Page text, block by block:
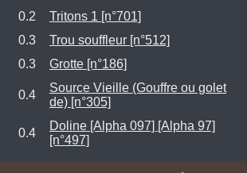
0.2 Tritons 1 [n°701]
0.3
Trou souffleur [n°512]
0.3
Grotte [n°186]
0.4
Source Vieille (Gouffre ou golet
de) [n°305]
0.4
Doline [Alpha 097] [Alpha 97]
[n°497]